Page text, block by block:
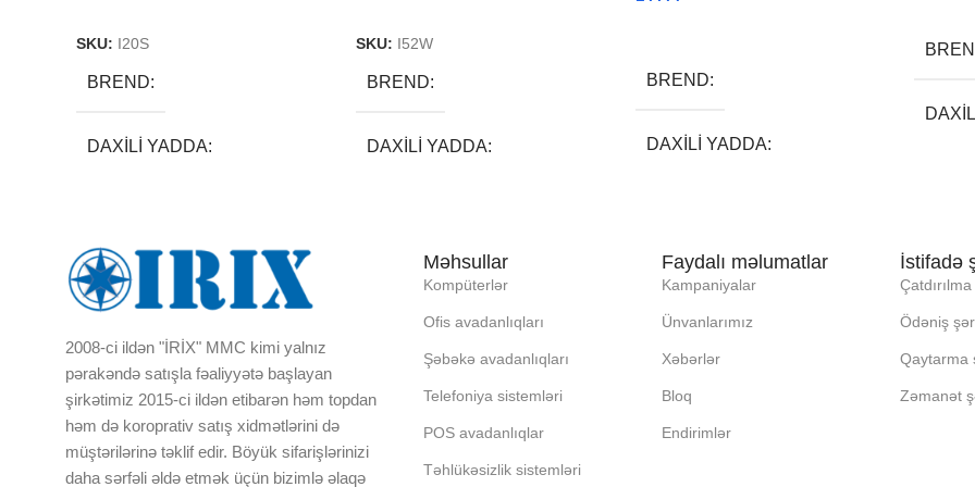
SKU: I20S
BREND
DAXILI YADDA
KORPUSUN RNGI:
LCD
OPERATIV YADDA
OXUNAN BARKOD NV:
SKU: I52W
BREND
DAXILI YADDA
KORPUSUN RNGI:
OPERATIV YADDA
OXUNAN BARKOD NV:
BREND
DAXILI YADDA
KORPUSUN RNGI:
OPERATIV YADDA
2008-ci ildən "İRİX" MMC kimi yalnız
pərakəndə satışla fəaliyyətə başlayan
şirkətimiz 2015-ci ildən etibarən həm topdan
həm də koroprativ satış xidmətlərini də
müştərilərinə təklif edir. Böyük sifarişlərinizi
daha sərfəli əldə etmək üçün bizimlə əlaqə
Məhsullar
Kompüterlər
Ofis avadanlıqları
Şəbəkə avadanlıqları
Telefoniya sistemləri
POS avadanlıqlar
Təhlükəsizlik sistemləri
Faydalı məlumatlar
Kampaniyalar
Ünvanlarımız
Xəbərlər
Bloq
Endirimlər
İstifadə
Ödəniş
Qaytarma
Zəmanət